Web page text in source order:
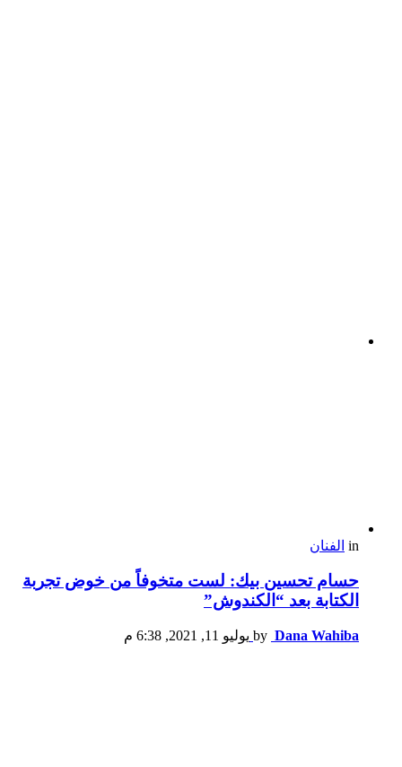
in الفنان
حسام تحسين بيك: لست متخوفاً من خوض تجربة
الكتابة بعد “الكندوش”
by Dana Wahiba يوليو 11, 2021, 6:38 م